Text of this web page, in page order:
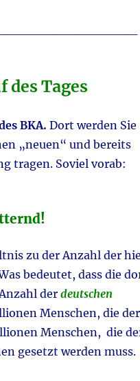
des Tages
BKA. Dort werden Sie
„neuen“ und bereits
tragen. Soviel vorab:
zu der Anzahl der
bedeutet, dass die
der deutschen
Menschen, die der
Menschen, die
gesetzt werden muss.